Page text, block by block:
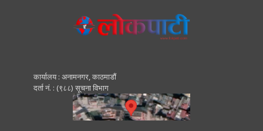
कार्यालय : अनामनगर, काठमाडाैं
दर्ता नं. : (९८८) सूचना विभाग